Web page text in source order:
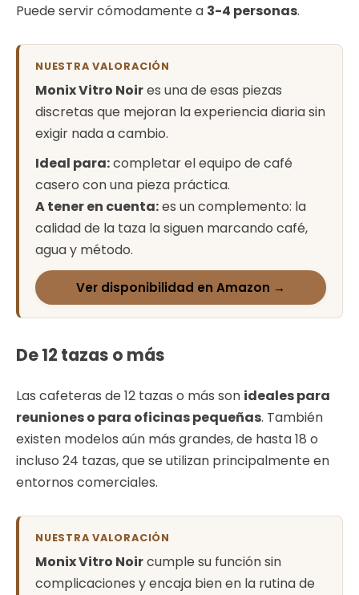
Puede servir cómodamente a 3-4 personas.
NUESTRA VALORACIÓN
Monix Vitro Noires una de esas piezas
discretas que mejoran la experiencia diaria sin
exigir nada a cambio.
Ideal para:completar el equipo de café
casero con una pieza práctica.
A tener en cuenta:es un complemento: la
calidad de la taza la siguen marcando café,
agua y método.
Ver disponibilidad en Amazon →
De 12 tazas o más
Las cafeteras de 12 tazas o más son ideales para
reuniones o para oficinas pequeñas. También
existen modelos aún más grandes, de hasta 18 o
incluso 24 tazas, que se utilizan principalmente en
entornos comerciales.
NUESTRA VALORACIÓN
Monix Vitro Noircumple su función sin
complicaciones y encaja bien en la rutina de